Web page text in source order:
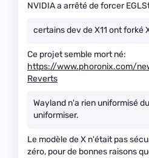
NVIDIA a arrêté de forcer
certains dev de X11 ont forké
Ce projet semble mort né:
https://www.phoronix.com/
Reverts
Wayland n'a rien uniformisé
uniformiser.
Le modèle de X n'était pas
zéro, pour de bonnes raisons